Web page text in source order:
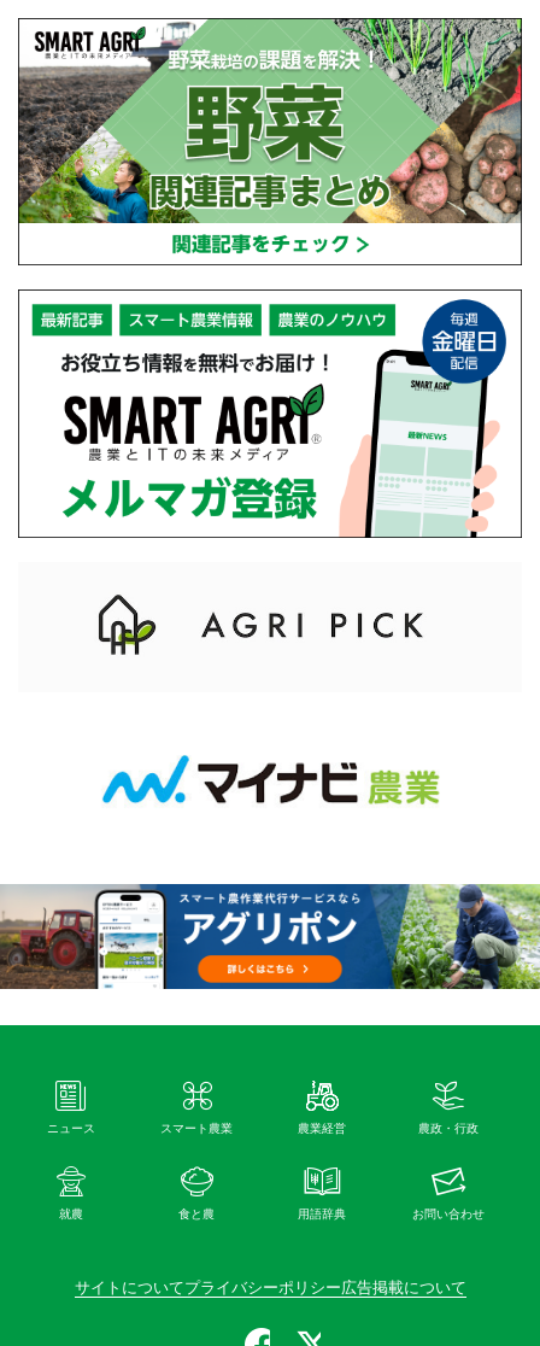
ニュース スマート農業 農業経営 農政・行政
就農 食と農 用語辞典 お問い合わせ
サイトについてプライバシーポリシー広告掲載について
公式Facebook